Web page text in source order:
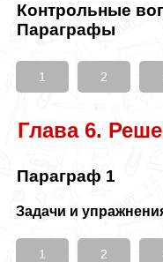
Контрольные
Параграфы
1 2
Глава 6.
Параграф 1
Задачи и
1 2